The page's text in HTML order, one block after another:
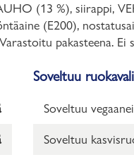
(13 %), siirappi,
(E200),
pakasteena. Ei
Soveltuu
Soveltuu
Soveltuu